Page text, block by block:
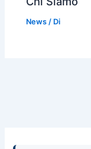
News / Di